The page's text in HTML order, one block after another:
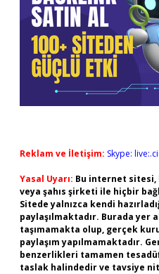
Reklam ve İletişim: Skype:
Yasal Uyarı: Bu internet sitesi,
veya şahıs şirketi ile hiçbir
Sitede yalnızca kendi
paylaşılmaktadır. Burada
taşımamakta olup, gerçek
paylaşım yapılmamaktadır.
benzerlikleri tamamen
taslak halindedir ve tavsiye